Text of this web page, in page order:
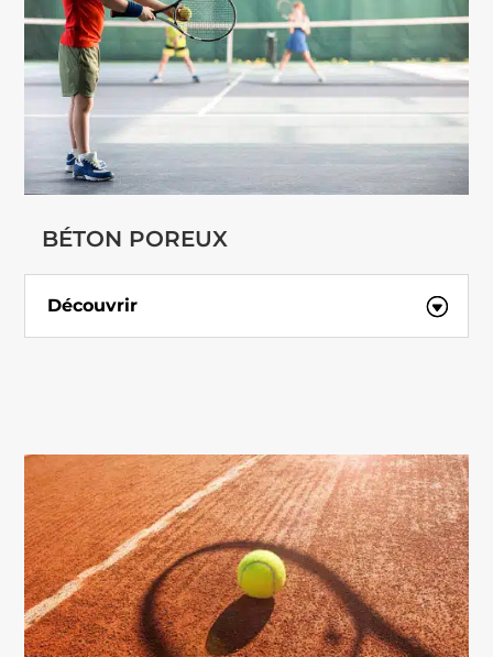
BÉTON POREUX
Découvrir